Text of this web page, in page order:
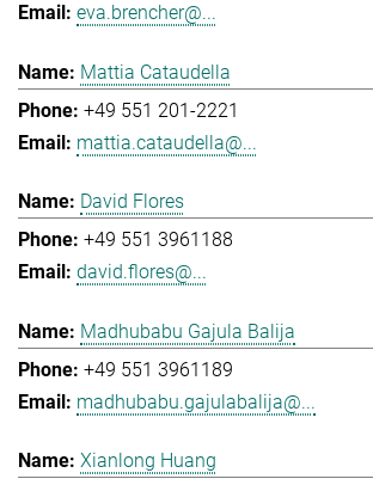
eva.brencher@...
Mattia Cataudella
+49 551 201-2221
mattia.cataudella@...
David Flores
+49 551 3961188
david.flores@...
Madhubabu Gajula Balija
+49 551 3961189
madhubabu.gajulabalija@...
Xianlong Huang